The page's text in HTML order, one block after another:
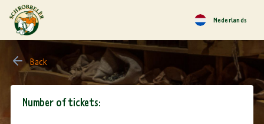
Nederlands
Back
Number of tickets: